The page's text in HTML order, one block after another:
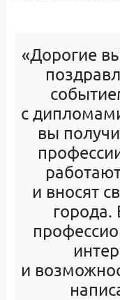
«Дорогие
с
вы
и вносят
и